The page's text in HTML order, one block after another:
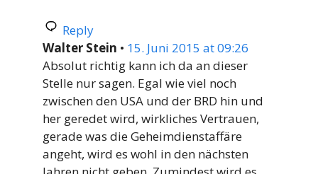
Reply
Walter Stein • 15. Juni 2015 at 09:26
Absolut richtig kann ich da an dieser
Stelle nur sagen. Egal wie viel noch
zwischen den USA und der BRD hin und
her geredet wird, wirkliches Vertrauen,
gerade was die Geheimdienstaffäre
angeht, wird es wohl in den nächsten